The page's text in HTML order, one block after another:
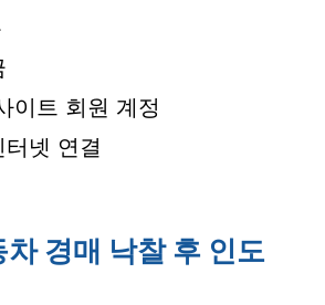
이트 회원 계정
넷 연결
차 경매 낙찰 후 인도